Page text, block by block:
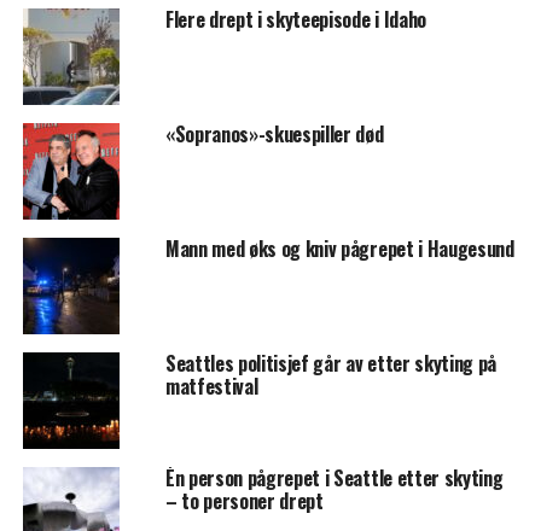
Flere drept i skyteepisode i Idaho
«Sopranos»-skuespiller død
Mann med øks og kniv pågrepet i Haugesund
Seattles politisjef går av etter skyting på
matfestival
Én person pågrepet i Seattle etter skyting
– to personer drept